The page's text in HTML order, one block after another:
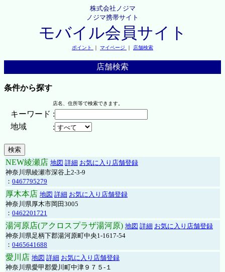
株式会社ノジマ
ノジマ携帯サイト
モバイル会員サイト
ポイント ｜ マイページ ｜ 店舗検索
店舗検索
条件から探す
店名、住所等で検索できます。
キーワード :
地域
:
NEW綾瀬店 地図 詳細 お気に入り店舗登録
神奈川県綾瀬市深谷上2-3-9
： 0467795279
厚木本店 地図 詳細 お気に入り店舗登録
神奈川県厚木市岡田3005
： 0462201721
湯河原店(アクロスプラザ湯河原) 地図 詳細 お気に入り店舗登録
神奈川県足柄下郡湯河原町中央1-1617-54
： 0465641688
愛川店 地図 詳細 お気に入り店舗登録
神奈川県愛甲郡愛川町中津９７５-１